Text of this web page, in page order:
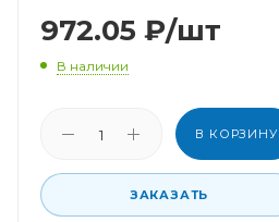
972.05 ₽/шт
В наличии
В КОРЗИНУ
ЗАКАЗАТЬ